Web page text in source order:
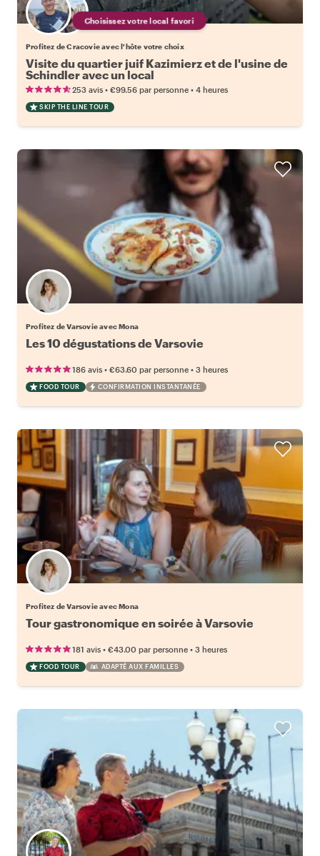
Choisissez votre local favori
Profitez de Cracovie avec l'hôte votre choix
Visite du quartier juif Kazimierz et de l'usine de
Schindler avec un local
253 avis • €99.56 par personne • 4 heures
SKIP THE LINE TOUR
Profitez de Varsovie avec Mona
Les 10 dégustations de Varsovie
186 avis • €63.60 par personne • 3 heures
FOOD TOUR CONFIRMATION INSTANTANÉE
Profitez de Varsovie avec Mona
Tour gastronomique en soirée à Varsovie
181 avis • €43.00 par personne • 3 heures
FOOD TOUR ADAPTÉ AUX FAMILLES